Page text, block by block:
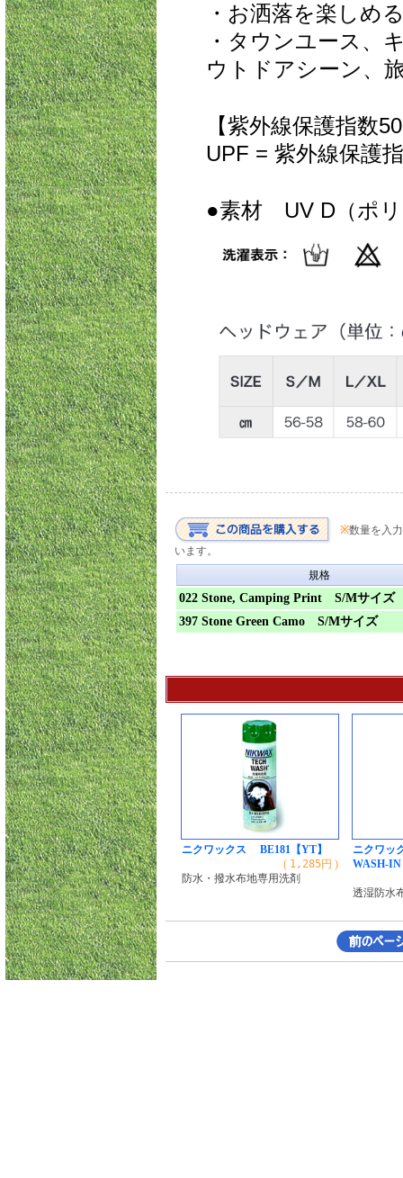
・お洒落を楽しめ
・タウンユース、
ウトドアシーン、
【紫外線保護指数
UPF = 紫外線保護
●素材 UV D（ポ
※数量を入
います。
規格
022 Stone, Camping Print S/Mサイズ
397 Stone Green Camo S/Mサイズ
ニクワックス BE181【YT】
( 1,285円 )
防水・撥水布地専用洗剤
ニクワッ
WASH-IN
透湿防水